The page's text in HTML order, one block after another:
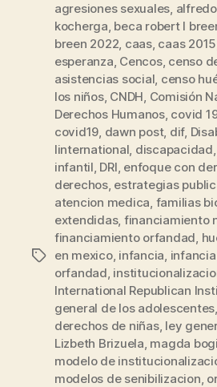
Etiquetas
agresiones sexuales,
kocherga, beca robert l
breen 2022, caas, caas 2015
esperanza, Cencos, censo
asistencias social, censo
los niños, CNDH, Comisión
Derechos Humanos, covid
covid19, dawn post, dif,
Iinternational, discapacidad,
infantil, DRI, enfoque con
derechos, estrategias
atencion medica, familias
extendidas, financiamiento
financiamiento orfandad,
en mexico, infancia,
orfandad,
International Republican
general de los adolescentes,
derechos de niñas, ley
Lizbeth Brizuela, magda
modelo de
modelos de senibilizacion,